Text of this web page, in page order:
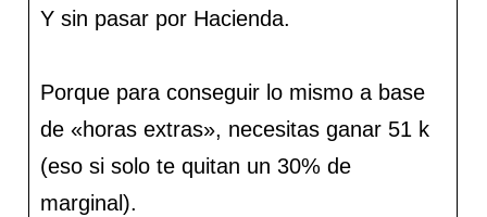
Y sin pasar por Hacienda.
Porque para conseguir lo mismo a base
de «horas extras», necesitas ganar 51 k
(eso si solo te quitan un 30% de
marginal).